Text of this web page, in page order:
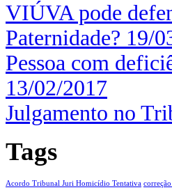
VIÚVA pode
Paternidade? 19/
Pessoa com
13/02/2017
Julgamento no
Tags
Acordo Tribunal Juri Homicídio Tentativa